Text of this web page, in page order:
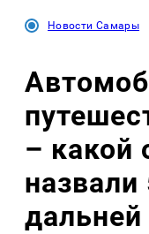
Новости Самары
– какой
назвали
дальней